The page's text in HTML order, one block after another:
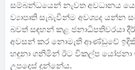
සම්බන්ධයෙන් නැවත අවධානය
ව්‍යාපෘති සැබැවින්ම අවශ්‍යද
බවත් සඳහන් කළ ජනාධිපතිවරයා
අවසන් කර නොමැති ආණ්ඩුවේ
හඳුනා ගනිමින් ඊට විකල්ප යෝජනා
උපදෙස් දුන්නේය.